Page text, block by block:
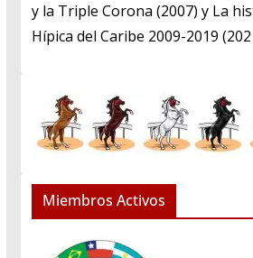
y la Triple Corona (2007) y La
Hípica del Caribe 2009-2019
Miembros Activos